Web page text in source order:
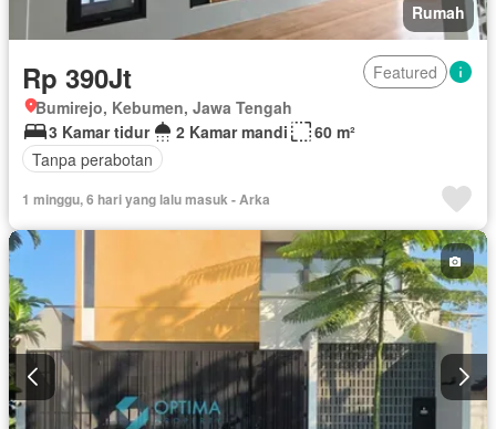
Rumah
Rp 390Jt
Featured
Bumirejo, Kebumen, Jawa Tengah
3 Kamar tidur
2 Kamar mandi
60 m²
Tanpa perabotan
1 minggu, 6 hari yang lalu masuk - Arka